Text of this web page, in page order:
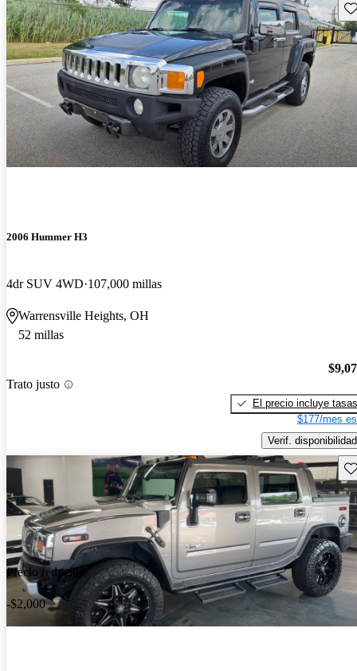
2006 Hummer H3
4dr SUV 4WD 107,000 millas
Warrensville Heights, OH
52 millas
Trato justo
El precio incluye tasas
$177/mes
Verif. disponibilidad
Precio reducido
-$2,000